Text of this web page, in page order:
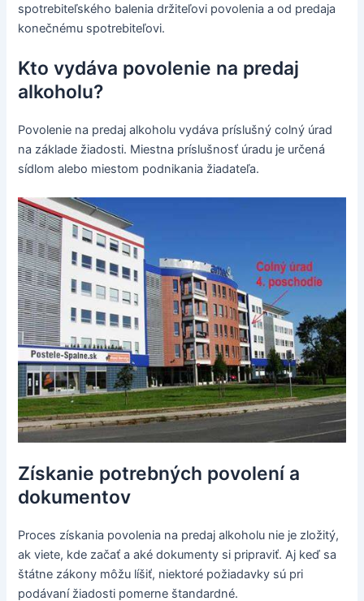
spotrebiteľského balenia držiteľovi povolenia a od predaja
konečnému spotrebiteľovi.
Kto vydáva povolenie na predaj
alkoholu?
Povolenie na predaj alkoholu vydáva príslušný colný úrad
na základe žiadosti. Miestna príslušnosť úradu je určená
sídlom alebo miestom podnikania žiadateľa.
Získanie potrebných povolení a
dokumentov
Proces získania povolenia na predaj alkoholu nie je zložitý,
ak viete, kde začať a aké dokumenty si pripraviť. Aj keď sa
štátne zákony môžu líšiť, niektoré požiadavky sú pri
podávaní žiadosti pomerne štandardné.